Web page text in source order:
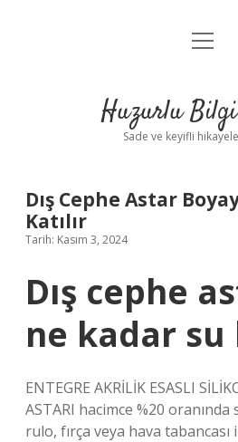
Anasayfa
Yasal
menüyü
Huzurlu Bilgi
Sade ve keyifli
Dış Cephe Astar
Katılır
Tarih: Kasım 3, 2024
Dış cephe
ne kadar su
ENTEGRE AKRİLİK ESASLI
ASTARI hacimce %20
rulo, fırça veya hava